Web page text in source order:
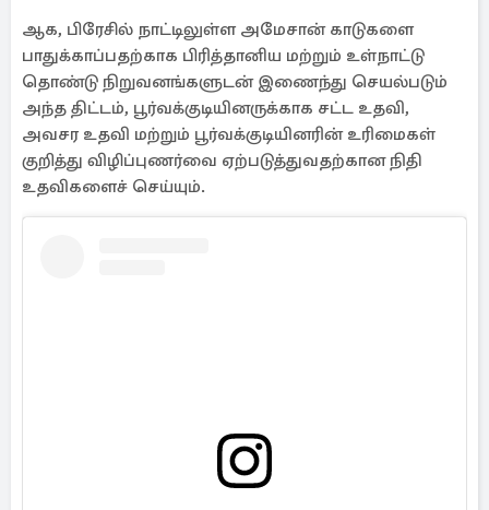
ஆக, பிரேசில் நாட்டிலுள்ள அமேசான் காடுகளை
பாதுக்காப்பதற்காக பிரித்தானிய மற்றும் உள்நாட்டு
தொண்டு நிறுவனங்களுடன் இணைந்து செயல்படும்
அந்த திட்டம், பூர்வக்குடியினருக்காக சட்ட உதவி,
அவசர உதவி மற்றும் பூர்வக்குடியினரின் உரிமைகள்
குறித்து விழிப்புணர்வை ஏற்படுத்துவதற்கான நிதி
உதவிகளைச் செய்யும்.